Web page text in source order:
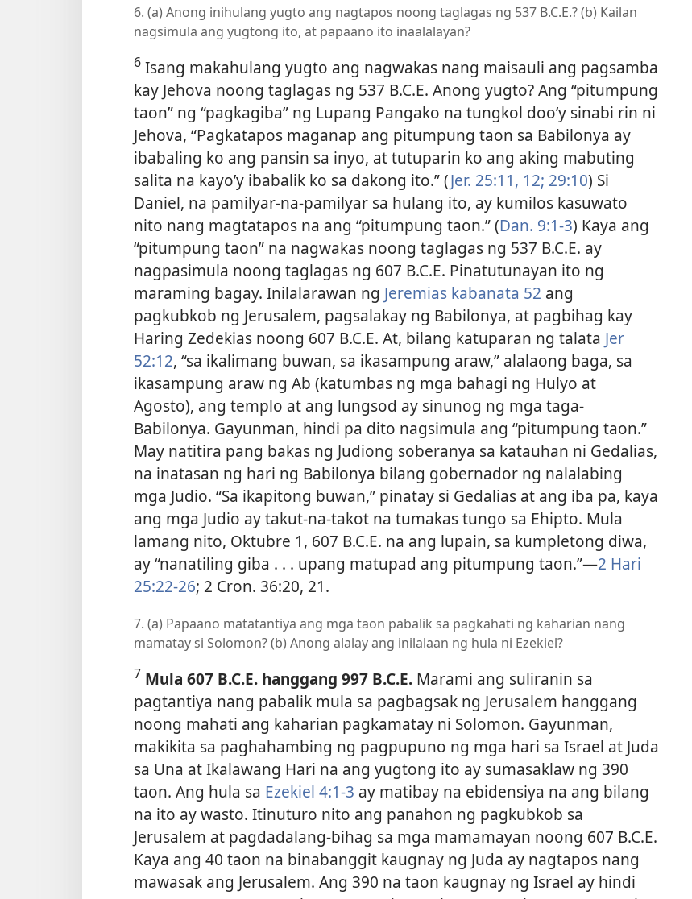
6. (a) Anong inihulang yugto ang nagtapos noong taglagas ng 537 B.C.E.? (b) Kailan
nagsimula ang yugtong ito, at papaano ito inaalalayan?
6 Isang makahulang yugto ang nagwakas nang maisauli ang pagsamba
kay Jehova noong taglagas ng 537 B.C.E. Anong yugto? Ang “pitumpung
taon” ng “pagkagiba” ng Lupang Pangako na tungkol doo’y sinabi rin ni
Jehova, “Pagkatapos maganap ang pitumpung taon sa Babilonya ay
ibabaling ko ang pansin sa inyo, at tutuparin ko ang aking mabuting
salita na kayo’y ibabalik ko sa dakong ito.” (Jer. 25:11, 12; 29:10) Si
Daniel, na pamilyar-na-pamilyar sa hulang ito, ay kumilos kasuwato
nito nang magtatapos na ang “pitumpung taon.” (Dan. 9:1-3) Kaya ang
“pitumpung taon” na nagwakas noong taglagas ng 537 B.C.E. ay
nagpasimula noong taglagas ng 607 B.C.E. Pinatutunayan ito ng
maraming bagay. Inilalarawan ng Jeremias kabanata 52 ang
pagkubkob ng Jerusalem, pagsalakay ng Babilonya, at pagbihag kay
Haring Zedekias noong 607 B.C.E. At, bilang katuparan ng talata Jer
52:12, “sa ikalimang buwan, sa ikasampung araw,” alalaong baga, sa
ikasampung araw ng Ab (katumbas ng mga bahagi ng Hulyo at
Agosto), ang templo at ang lungsod ay sinunog ng mga taga-
Babilonya. Gayunman, hindi pa dito nagsimula ang “pitumpung taon.”
May natitira pang bakas ng Judiong soberanya sa katauhan ni Gedalias,
na inatasan ng hari ng Babilonya bilang gobernador ng nalalabing
mga Judio. “Sa ikapitong buwan,” pinatay si Gedalias at ang iba pa, kaya
ang mga Judio ay takut-na-takot na tumakas tungo sa Ehipto. Mula
lamang nito, Oktubre 1, 607 B.C.E. na ang lupain, sa kumpletong diwa,
ay “nanatiling giba . . . upang matupad ang pitumpung taon.”​—2 Hari
25:22-26; 2 Cron. 36:20, 21.
7. (a) Papaano matatantiya ang mga taon pabalik sa pagkahati ng kaharian nang
mamatay si Solomon? (b) Anong alalay ang inilalaan ng hula ni Ezekiel?
7 Mula 607 B.C.E. hanggang 997 B.C.E. Marami ang suliranin sa
pagtantiya nang pabalik mula sa pagbagsak ng Jerusalem hanggang
noong mahati ang kaharian pagkamatay ni Solomon. Gayunman,
makikita sa paghahambing ng pagpupuno ng mga hari sa Israel at Juda
sa Una at Ikalawang Hari na ang yugtong ito ay sumasaklaw ng 390
taon. Ang hula sa Ezekiel 4:1-3 ay matibay na ebidensiya na ang bilang
na ito ay wasto. Itinuturo nito ang panahon ng pagkubkob sa
Jerusalem at pagdadalang-bihag sa mga mamamayan noong 607 B.C.E.
Kaya ang 40 taon na binabanggit kaugnay ng Juda ay nagtapos nang
mawasak ang Jerusalem. Ang 390 na taon kaugnay ng Israel ay hindi